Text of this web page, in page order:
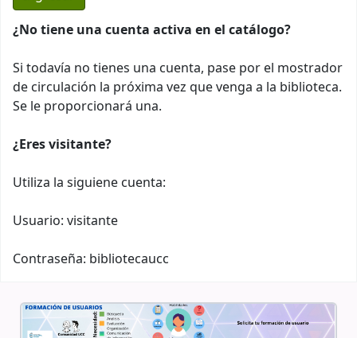
¿No tiene una cuenta activa en el catálogo?
Si todavía no tienes una cuenta, pase por el mostrador
de circulación la próxima vez que venga a la biblioteca.
Se le proporcionará una.
¿Eres visitante?
Utiliza la siguiene cuenta:
Usuario: visitante
Contraseña: bibliotecaucc